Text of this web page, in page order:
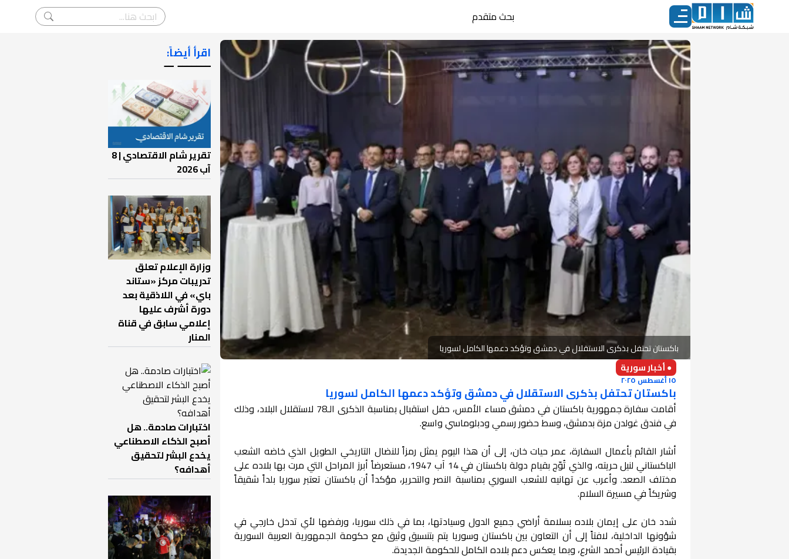
بحث متقدم
باكستان تحتفل بذكرى الاستقلال في دمشق وتؤكد دعمها الكامل لسوريا
● أخبار سورية
١٥ أغسطس ٢٠٢٥
باكستان تحتفل بذكرى الاستقلال في دمشق وتؤكد دعمها الكامل لسوريا
أقامت سفارة جمهورية باكستان في دمشق مساء الأمس، حفل استقبال بمناسبة الذكرى الـ78 لاستقلال البلاد، وذلك
في فندق غولدن مزة بدمشق، وسط حضور رسمي ودبلوماسي واسع.
أشار القائم بأعمال السفارة، عمر حيات خان، إلى أن هذا اليوم يمثل رمزاً للنضال التاريخي الطويل الذي خاضه الشعب
الباكستاني لنيل حريته، والذي تُوّج بقيام دولة باكستان في 14 آب 1947، مستعرضاً أبرز المراحل التي مرت بها بلاده على
مختلف الصعد. وأعرب عن تهانيه للشعب السوري بمناسبة النصر والتحرير، مؤكداً أن باكستان تعتبر سوريا بلداً شقيقاً
وشريكاً في مسيرة السلام.
شدد خان على إيمان بلاده بسلامة أراضي جميع الدول وسيادتها، بما في ذلك سوريا، ورفضها لأي تدخل خارجي في
شؤونها الداخلية، لافتاً إلى أن التعاون بين باكستان وسوريا يتم بتنسيق وثيق مع حكومة الجمهورية العربية السورية
بقيادة الرئيس أحمد الشرع، وبما يعكس دعم بلاده الكامل للحكومة الجديدة.
اقرأ أيضاً:
ـــــــ ــ
تقرير شام الاقتصادي | 8
آب 2026
وزارة الإعلام تعلق
تدريبات مركز «ستاند
باي» في اللاذقية بعد
دورة أشرف عليها
إعلامي سابق في قناة
المنار
اختبارات صادمة.. هل
أصبح الذكاء الاصطناعي
يخدع البشر لتحقيق
أهدافه؟